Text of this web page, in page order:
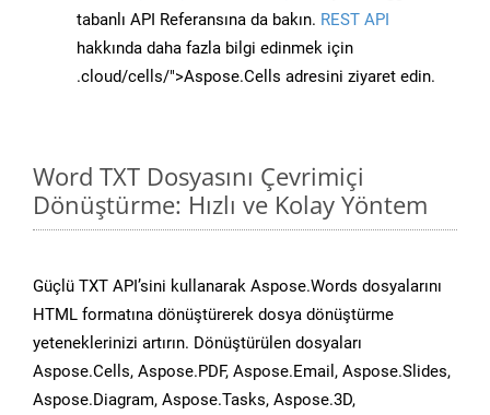
tabanlı API Referansına da bakın. REST API
hakkında daha fazla bilgi edinmek için
.cloud/cells/">Aspose.Cells adresini ziyaret edin.
Word TXT Dosyasını Çevrimiçi
Dönüştürme: Hızlı ve Kolay Yöntem
Güçlü TXT API’sini kullanarak Aspose.Words dosyalarını
HTML formatına dönüştürerek dosya dönüştürme
yeteneklerinizi artırın. Dönüştürülen dosyaları
Aspose.Cells, Aspose.PDF, Aspose.Email, Aspose.Slides,
Aspose.Diagram, Aspose.Tasks, Aspose.3D,